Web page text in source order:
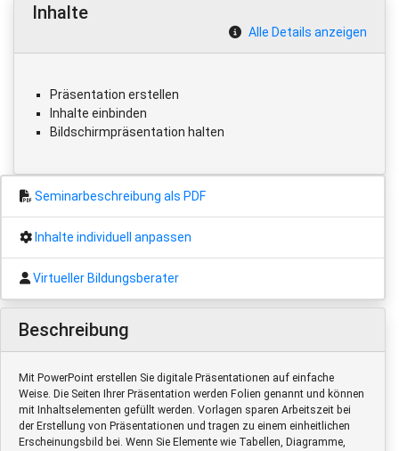
Inhalte
Alle Details anzeigen
Präsentation erstellen
Inhalte einbinden
Bildschirmpräsentation halten
Seminarbeschreibung als PDF
Inhalte individuell anpassen
Virtueller Bildungsberater
Beschreibung
Mit PowerPoint erstellen Sie digitale Präsentationen auf einfache
Weise. Die Seiten Ihrer Präsentation werden Folien genannt und können
mit Inhaltselementen gefüllt werden. Vorlagen sparen Arbeitszeit bei
der Erstellung von Präsentationen und tragen zu einem einheitlichen
Erscheinungsbild bei. Wenn Sie Elemente wie Tabellen, Diagramme,